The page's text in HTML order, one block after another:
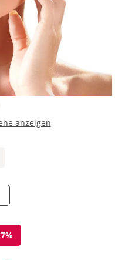
anzeigen